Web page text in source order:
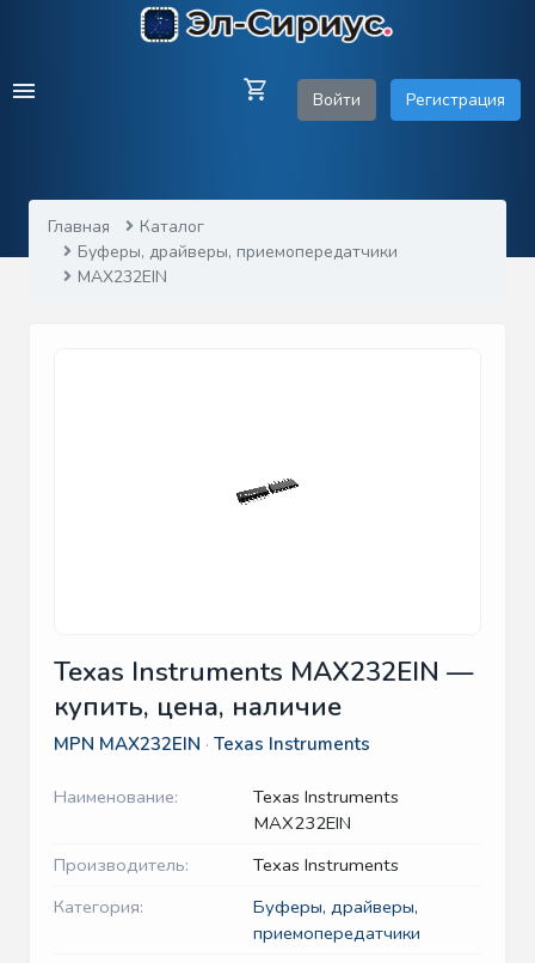
Войти Регистрация
Главная
Каталог
Буферы, драйверы, приемопередатчики
MAX232EIN
Texas Instruments MAX232EIN —
купить, цена, наличие
MPN MAX232EIN · Texas Instruments
Наименование:
Texas Instruments
MAX232EIN
Производитель:
Texas Instruments
Категория:
Буферы, драйверы,
приемопередатчики